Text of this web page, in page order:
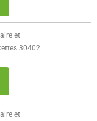
et
30402
et